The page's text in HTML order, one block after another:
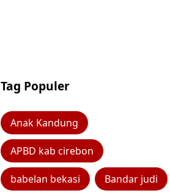
Tag Populer
Anak Kandung
APBD kab cirebon
babelan bekasi Bandar judi